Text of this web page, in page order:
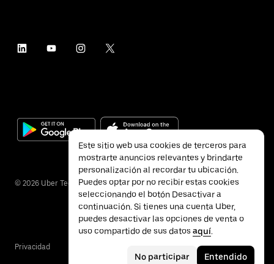
© 2026 Uber Technologies Inc.
Privacidad
Este sitio web usa cookies de terceros para
mostrarte anuncios relevantes y brindarte
personalización al recordar tu ubicación.
Puedes optar por no recibir estas cookies
seleccionando el botón Desactivar a
continuación. Si tienes una cuenta Uber,
puedes desactivar las opciones de venta o
uso compartido de sus datos aquí.
No participar Entendido